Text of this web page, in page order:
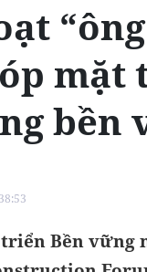
mặt
bền
Bền vững